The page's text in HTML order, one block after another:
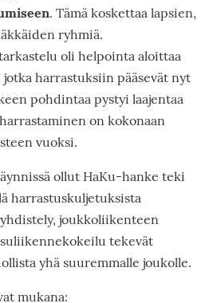
. Tämä koskettaa lapsien,
ryhmiä.
oli helpointa aloittaa
harrastuksiin pääsevät nyt
pohdintaa pystyi laajentaa
on kokonaan
vuoksi.
ollut HaKu-hanke teki
harrastuskuljetuksista
joukkoliikenteen
tekevät
yhä suuremmalle joukolle.
mukana: